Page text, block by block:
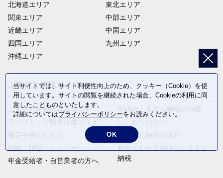
北海道エリア
関東エリア
近畿エリア
四国エリア
沖縄エリア
東北エリア
中部エリア
中国エリア
九州エリア
ふるさと納税ガイド
ふるさと納税の基本ガイド
年金受給者・自営業者の方へ
ふるさと納税の流れ
納税
当サイトでは、サイト利便性向上のため、クッキー（Cookie）を使
用しています。サイトの閲覧を継続された場合、Cookieの利用に同
意したことものといたします。
詳細についてはプライバシーポリシーをお読みください。
OK